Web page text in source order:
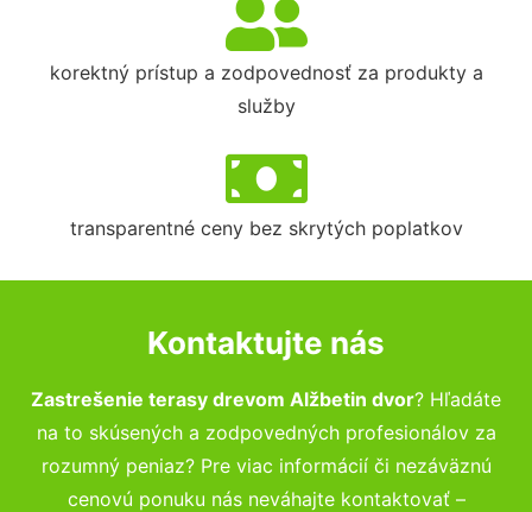
korektný prístup a zodpovednosť za produkty a
služby
transparentné ceny bez skrytých poplatkov
Kontaktujte nás
Zastrešenie terasy drevom Alžbetin dvor? Hľadáte
na to skúsených a zodpovedných profesionálov za
rozumný peniaz? Pre viac informácií či nezáväznú
cenovú ponuku nás neváhajte kontaktovať –